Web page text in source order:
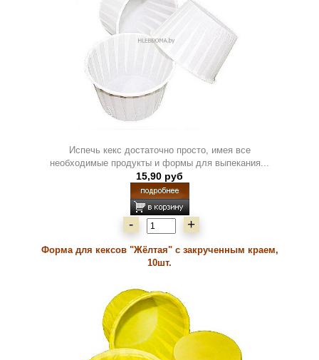
Испечь кекс достаточно просто, имея все
необходимые продукты и формы для выпекания...
15,90 руб
- +
Форма для кексов "Жёлтая" с закрученным краем,
10шт.